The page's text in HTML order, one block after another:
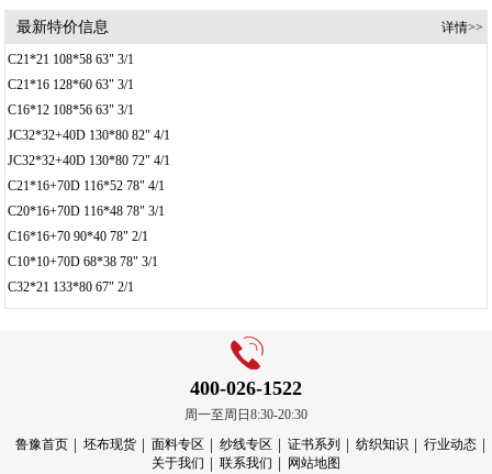
最新特价信息 详情>>
C21*21 108*58 63" 3/1
C21*16 128*60 63" 3/1
C16*12 108*56 63" 3/1
JC32*32+40D 130*80 82" 4/1
JC32*32+40D 130*80 72" 4/1
C21*16+70D 116*52 78" 4/1
C20*16+70D 116*48 78" 3/1
C16*16+70 90*40 78" 2/1
C10*10+70D 68*38 78" 3/1
C32*21 133*80 67" 2/1
400-026-1522
周一至周日8:30-20:30
鲁豫首页
坯布现货 面料专区 纱线专区 证书系列 纺织知识
行业动态
关于我们
联系我们 网站地图